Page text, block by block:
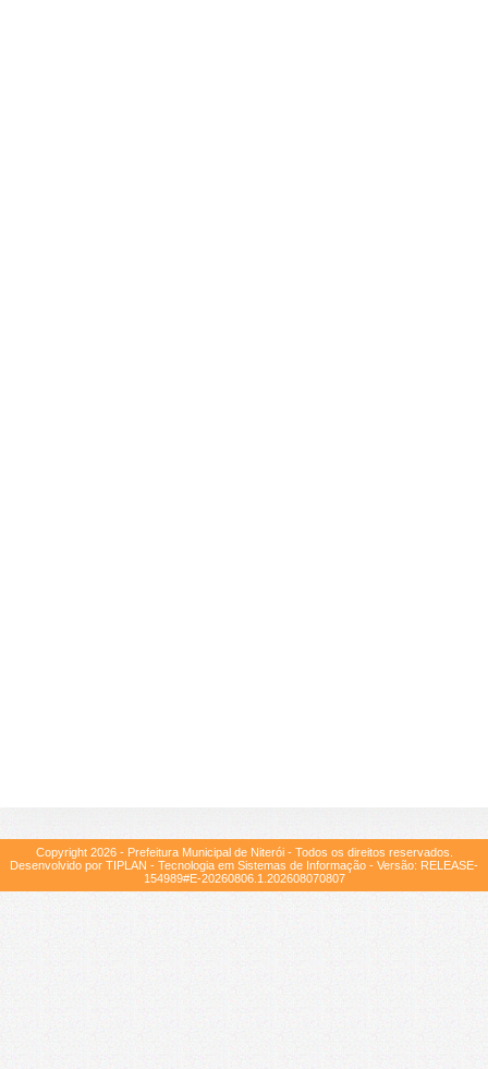
Copyright 2026- Prefeitura Municipal de Niterói - Todos os direitos reservados.
Desenvolvido por TIPLAN - Tecnologia em Sistemas de Informação - Versão: RELEASE-
154989#E-20260806.1.202608070807